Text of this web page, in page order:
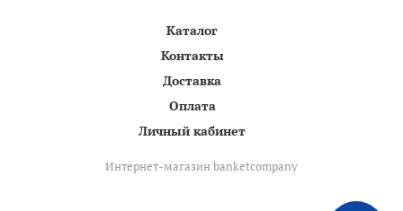
Каталог
Контакты
Доставка
Оплата
Личный кабинет
Интернет-магазин banketcompany